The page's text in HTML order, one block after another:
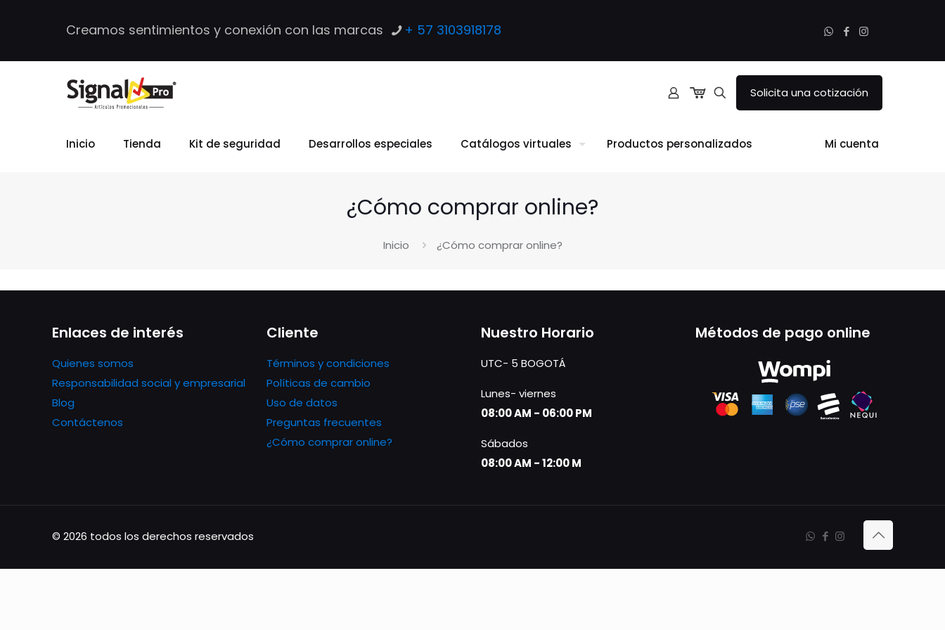
Creamos sentimientos y conexión con las marcas + 57 3103918178
Solicita una cotización
Inicio Tienda Kit de seguridad Desarrollos especiales Catálogos virtuales Productos personalizados Mi cuenta
¿Cómo comprar online?
Inicio ¿Cómo comprar online?
Enlaces de interés
Quienes somos
Responsabilidad social y empresarial
Blog
Contáctenos
Cliente
Términos y condiciones
Políticas de cambio
Uso de datos
Preguntas frecuentes
¿Cómo comprar online?
Nuestro Horario
UTC- 5 BOGOTÁ
Lunes- viernes
08:00 AM - 06:00 PM
Sábados
08:00 AM - 12:00 M
Métodos de pago online
© 2026 todos los derechos reservados